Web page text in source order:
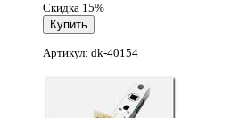
Скидка 15%
Артикул: dk-40154